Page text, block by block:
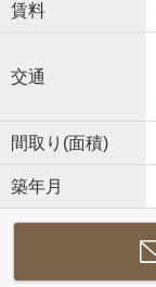
賃料
交通
間取り(面積)
築年月